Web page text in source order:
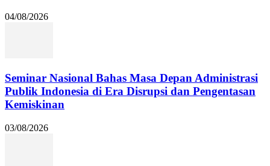
04/08/2026
Seminar Nasional Bahas Masa Depan Administrasi
Publik Indonesia di Era Disrupsi dan Pengentasan
Kemiskinan
03/08/2026